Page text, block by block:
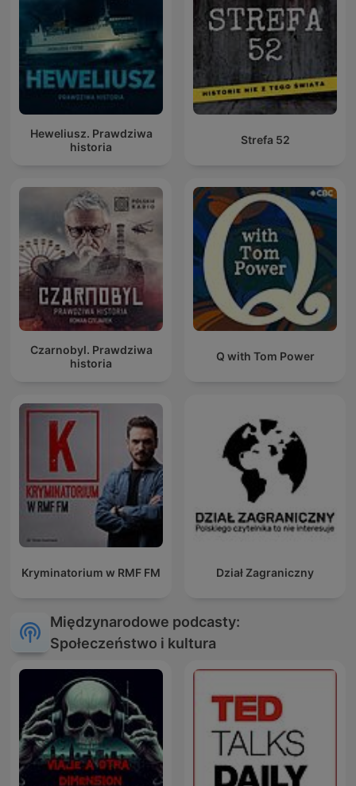
Heweliusz. Prawdziwa
historia
Strefa 52
Czarnobyl. Prawdziwa
historia
Q with Tom Power
Kryminatorium w RMF FM Dział Zagraniczny
Międzynarodowe podcasty:
Społeczeństwo i kultura